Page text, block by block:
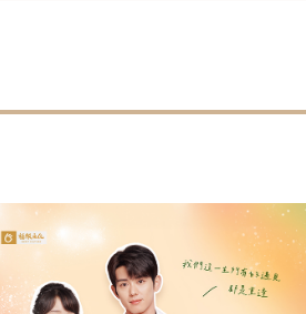
：佛光山藏經樓風光一隅。 人間社記者